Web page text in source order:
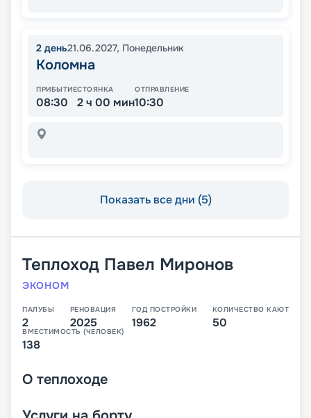
2 день21.06.2027, Понедельник
Коломна
ПРИБЫТИЕ
08:30
СТОЯНКА
2 ч 00 мин
ОТПРАВЛЕНИЕ
10:30
Показать все дни (5)
Теплоход Павел Миронов
ЭКОНОМ
ПАЛУБЫ
2
РЕНОВАЦИЯ
2025
ГОД ПОСТРОЙКИ
1962
КОЛИЧЕСТВО КАЮТ
50
ВМЕСТИМОСТЬ (ЧЕЛОВЕК)
138
О теплоходе